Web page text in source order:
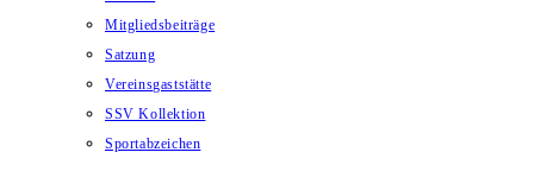
Mitgliedsbeiträge
Satzung
Vereinsgaststätte
SSV Kollektion
Sportabzeichen